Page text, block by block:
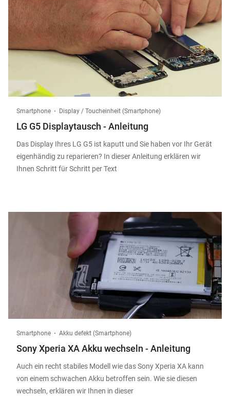
Smartphone Display / Toucheinheit (Smartphone)
LG G5 Displaytausch - Anleitung
Das Display Ihres LG G5 ist kaputt und Sie haben vor Ihr Gerät
eigenhändig zu reparieren? In dieser Anleitung erklären wir
Ihnen Schritt für Schritt per Text
Smartphone Akku defekt (Smartphone)
Sony Xperia XA Akku wechseln - Anleitung
Auch ein recht stabiles Modell wie das Sony Xperia XA kann
von einem schwachen Akku betroffen sein. Wie sie diesen
wechseln, erklären wir Ihnen in dieser